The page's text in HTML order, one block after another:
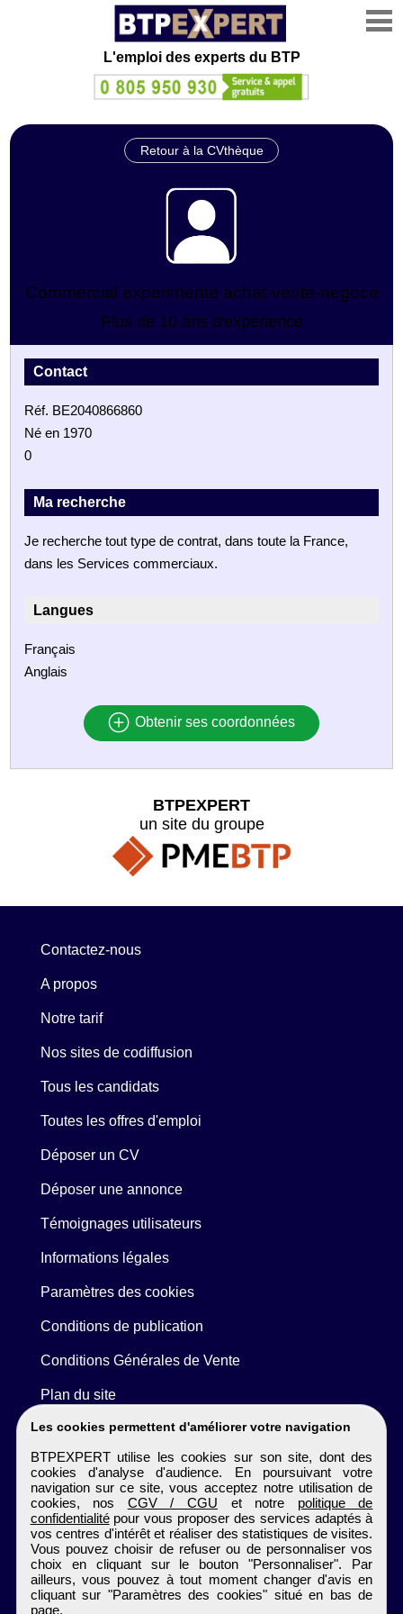
L'emploi des experts du BTP
Retour à la CVthèque
Commercial experimente achat-vente-negoce
Plus de 10 ans d'expérience
Contact
Réf. BE2040866860
Né en 1970
0
Ma recherche
Je recherche tout type de contrat, dans toute la France,
dans les Services commerciaux.
Langues
Français
Anglais
Obtenir ses coordonnées
Les cookies permettent d'améliorer votre navigation
BTPEXPERT utilise les cookies sur son site, dont des
cookies d'analyse d'audience. En poursuivant votre
navigation sur ce site, vous acceptez notre utilisation de
cookies, nos CGV / CGU et notre politique de
confidentialitépour vous proposer des services adaptés à
vos centres d'intérêt et réaliser des statistiques de visites.
Vous pouvez choisir de refuser ou de personnaliser vos
choix en cliquant sur le bouton "Personnaliser". Par
ailleurs, vous pouvez à tout moment changer d'avis en
cliquant sur "Paramètres des cookies" situé en bas de
page.
BTPEXPERT
un site du groupe
Contactez-nous
A propos
Notre tarif
Nos sites de codiffusion
Tous les candidats
Toutes les offres d'emploi
Déposer un CV
Déposer une annonce
Témoignages utilisateurs
Informations légales
Paramètres des cookies
Conditions de publication
Conditions Générales de Vente
Plan du site